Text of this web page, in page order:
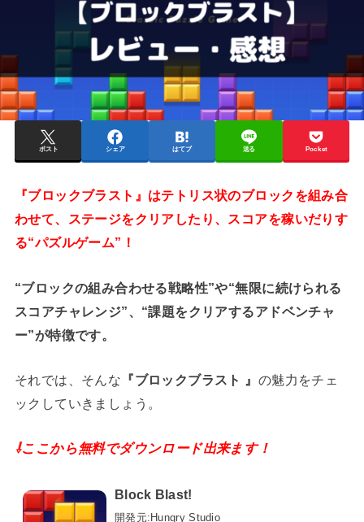
ポスト シェア はてブ 送る Pocket
『ブロックブラスト』はテトリス状のブロックを組み合
わせて、ステージをクリアしたり、スコアを稼いだりす
る“パズルゲーム”！
“ブロックの組み合わせる戦略性”や“無限に続けられる
スコアチャレンジ”、“課題をクリアするアドベンチャ
ー”が特徴です。
それでは、そんな 『ブロックブラスト 』 の魅力をチェ
ックしていきましょう。
⇩ここから無料でダウンロード出来ます！
Block Blast!
開発元: Hungry Studio